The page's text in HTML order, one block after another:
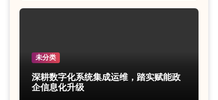
未分类
深耕数字化系统集成运维，踏实赋能政
企信息化升级